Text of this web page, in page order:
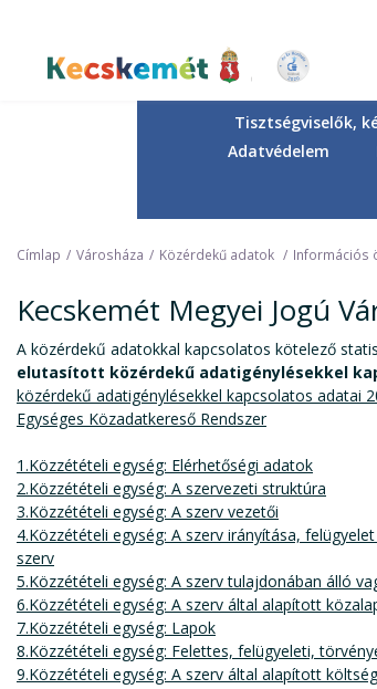
tartalomra
Kecskemét Város Honlapja
Tisztségviselők,
Adatvédelem
Címlap Városháza Közérdekű adatok Információs
Kecskemét Megyei Jogú
A közérdekű adatokkal kapcsolatos kötelező
elutasított közérdekű adatigénylésekkel
közérdekű adatigénylésekkel kapcsolatos adatai
Egységes Közadatkereső Rendszer
1.Közzétételi egység: Elérhetőségi adatok
2.Közzétételi egység: A szervezeti struktúra
3.Közzétételi egység: A szerv vezetői
4.Közzétételi egység: A szerv irányítása,
szerv
5.Közzétételi egység: A szerv tulajdonában álló
6.Közzétételi egység: A szerv által alapított
7.Közzétételi egység: Lapok
8.Közzétételi egység: Felettes, felügyeleti,
9.Közzétételi egység: A szerv által alapított